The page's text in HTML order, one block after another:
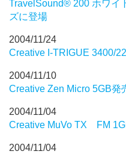
TravelSound® 200 ホワイ
ズに登場
2004/11/24
Creative I-TRIGUE 3400/
2004/11/10
Creative Zen Micro 5GB発
2004/11/04
Creative MuVo TX FM
2004/11/04